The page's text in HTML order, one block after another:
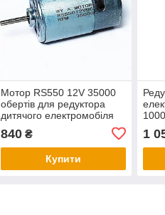
Мотор RS550 12V 35000
обертів для редуктора
дитячого електромобіля
840₴
Купити
1